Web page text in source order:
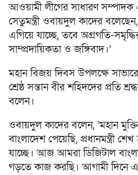
আওয়ামী লীগের সাধারণ
সেতুমন্ত্রী ওবায়দুল কাদের
এগিয়ে যাচ্ছে, তবে অগ্রগতি-
সাম্প্রদায়িকতা ও জঙ্গিবাদ।’
মহান বিজয় দিবস উপলক্ষে
শ্রেষ্ঠ সন্তান বীর শহিদদের প্রতি
বলেন।
ওবায়দুল কাদের বলেন, ‘মহান
বাংলাদেশ পেয়েছি, প্রধানমন্ত্রী
যাচ্ছে। আজ আমরা ডিজিটাল
গড়তে কাজ করছি। আগামী দিনে